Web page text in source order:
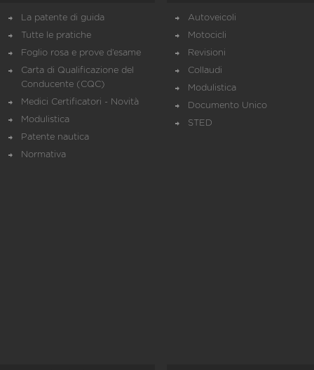
La patente di guida
Tutte le pratiche
Foglio rosa e prove d’esame
Carta di Qualificazione del
Conducente (CQC)
Medici Certificatori - Novità
Modulistica
Patente nautica
Normativa
Autoveicoli
Motocicli
Revisioni
Collaudi
Modulistica
Documento Unico
STED